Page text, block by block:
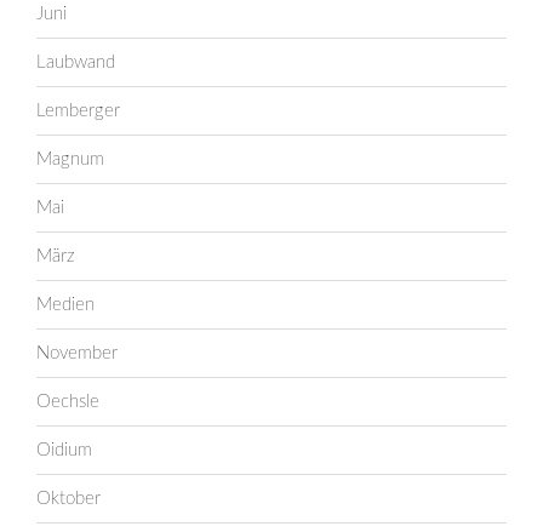
Juni
Laubwand
Lemberger
Magnum
Mai
März
Medien
November
Oechsle
Oidium
Oktober